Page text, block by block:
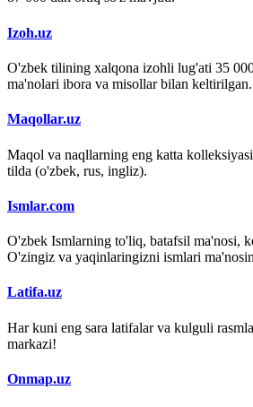
Izoh.uz
O'zbek tilining xalqona izohli lug'ati 35
ma'nolari ibora va misollar bilan keltirilgan.
Maqollar.uz
Maqol va naqllarning eng katta
tilda (o'zbek, rus, ingliz).
Ismlar.com
O'zbek Ismlarning to'liq, batafsil ma'nosi,
O'zingiz va yaqinlaringizni ismlari
Latifa.uz
Har kuni eng sara latifalar va kulguli
markazi!
Onmap.uz